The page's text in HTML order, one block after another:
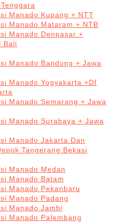
Manado Kupang + NTT
Manado Mataram + NTB
Manado Denpasar +
Bali
Manado Bandung + Jawa
Manado Yogyakarta +DI
Manado Semarang + Jawa
Manado Surabaya + Jawa
Manado Jakarta Dan
Tangerang Bekasi
Manado Medan
Manado Batam
Manado Pekanbaru
Manado Padang
Manado Jambi
Manado Palembang